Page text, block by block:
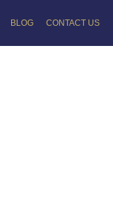
BLOG CONTACT US